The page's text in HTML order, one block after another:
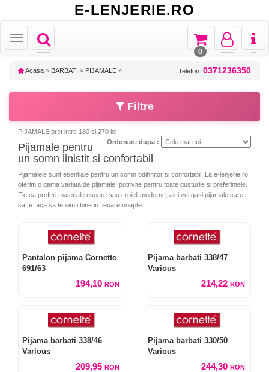
E-LENJERIE.RO
Toggle
navigation
Toggle
Toggle
navigation
Toggle
navigation
Toggle
navigation
0
Acasa » BARBATI » PIJAMALE » Telefon: 0371236350
Filtre
PIJAMALE pret intre 180 si 270 lei
Ordonare dupa :
Pijamale pentru
un somn linistit si confortabil
Pijamalele sunt esentiale pentru un somn odihnitor si confortabil. La e-lenjerie.ro,
oferim o gama variata de pijamale, potrivite pentru toate gusturile si preferintele.
Fie ca preferi materiale usoare sau croieli moderne, aici vei gasi pijamale care
sa te faca sa te simti bine in fiecare noapte.
Pantalon pijama Cornette
691/63
194,10 RON
Pijama barbati 338/47
Various
214,22 RON
Pijama barbati 338/46
Various
209,95 RON
Pijama barbati 330/50
Various
244,30 RON